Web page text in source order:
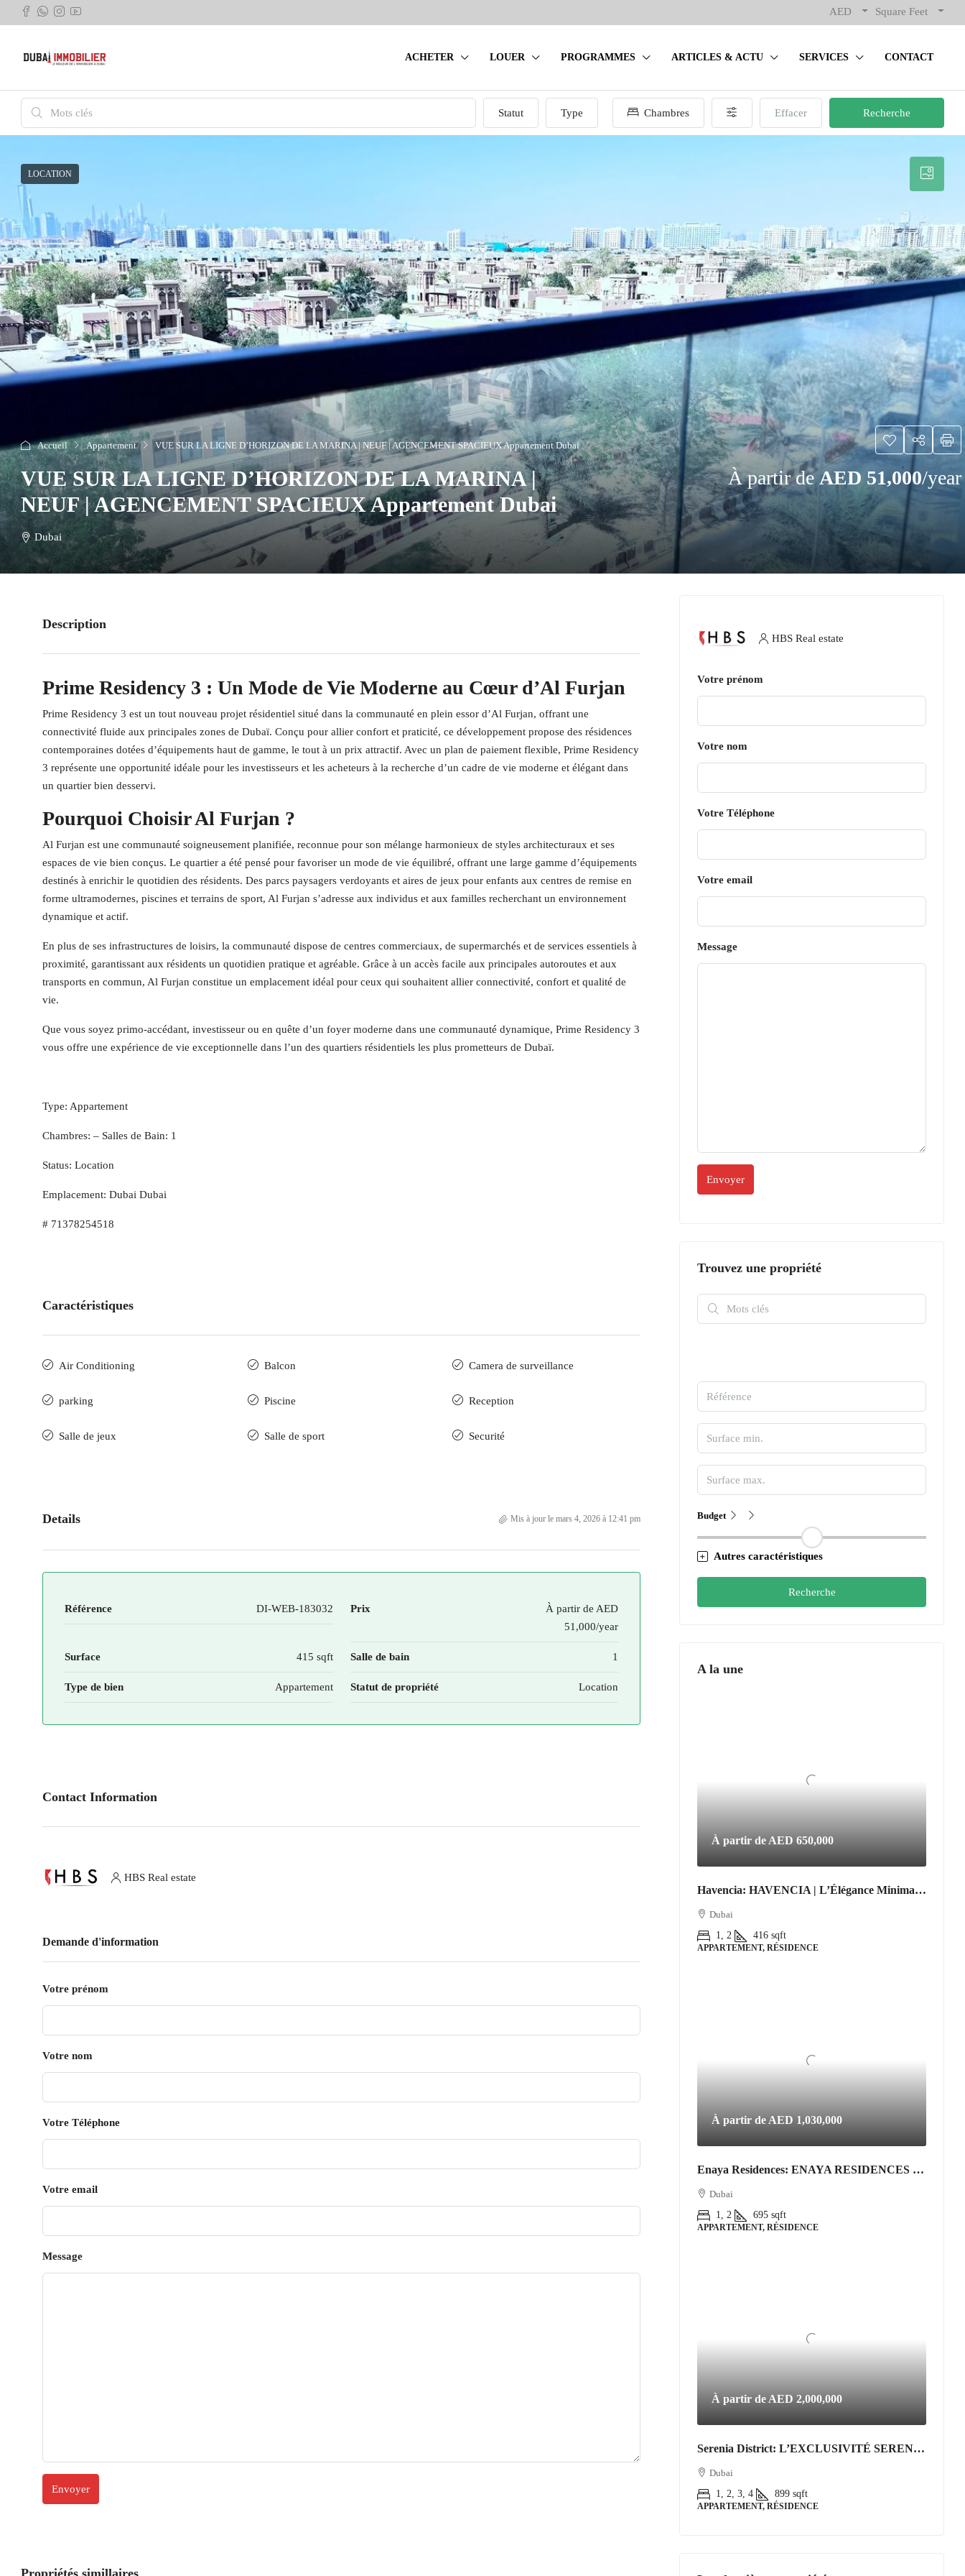
AED Square Feet
ACHETER LOUER PROGRAMMES ARTICLES & ACTU SERVICES CONTACT
Statut Type Chambres Effacer Recherche
LOCATION
Accueil Appartement VUE SUR LA LIGNE D’HORIZON DE LA MARINA | NEUF | AGENCEMENT SPACIEUX Appartement Dubai
VUE SUR LA LIGNE D’HORIZON DE LA MARINA |
NEUF | AGENCEMENT SPACIEUX Appartement Dubai
Dubai
À partir deAED 51,000/year
Description
Prime Residency 3 : Un Mode de Vie Moderne au Cœur d’Al Furjan
Prime Residency 3 est un tout nouveau projet résidentiel situé dans la communauté en plein essor d’Al Furjan, offrant une
connectivité fluide aux principales zones de Dubaï. Conçu pour allier confort et praticité, ce développement propose des résidences
contemporaines dotées d’équipements haut de gamme, le tout à un prix attractif. Avec un plan de paiement flexible, Prime Residency
3 représente une opportunité idéale pour les investisseurs et les acheteurs à la recherche d’un cadre de vie moderne et élégant dans
un quartier bien desservi.
Pourquoi Choisir Al Furjan ?
Al Furjan est une communauté soigneusement planifiée, reconnue pour son mélange harmonieux de styles architecturaux et ses
espaces de vie bien conçus. Le quartier a été pensé pour favoriser un mode de vie équilibré, offrant une large gamme d’équipements
destinés à enrichir le quotidien des résidents. Des parcs paysagers verdoyants et aires de jeux pour enfants aux centres de remise en
forme ultramodernes, piscines et terrains de sport, Al Furjan s’adresse aux individus et aux familles recherchant un environnement
dynamique et actif.
En plus de ses infrastructures de loisirs, la communauté dispose de centres commerciaux, de supermarchés et de services essentiels à
proximité, garantissant aux résidents un quotidien pratique et agréable. Grâce à un accès facile aux principales autoroutes et aux
transports en commun, Al Furjan constitue un emplacement idéal pour ceux qui souhaitent allier connectivité, confort et qualité de
vie.
Que vous soyez primo-accédant, investisseur ou en quête d’un foyer moderne dans une communauté dynamique, Prime Residency 3
vous offre une expérience de vie exceptionnelle dans l’un des quartiers résidentiels les plus prometteurs de Dubaï.
Type: Appartement
Chambres: – Salles de Bain: 1
Status: Location
Emplacement: Dubai Dubai
# 71378254518
Caractéristiques
Air Conditioning Balcon Camera de surveillance
parking Piscine Reception
Salle de jeux Salle de sport Securité
Details Mis à jour le mars 4, 2026 à 12:41 pm
Référence DI-WEB-183032 Prix À partir de AED
51,000/year
Surface 415 sqft Salle de bain 1
Type de bien Appartement Statut de propriété Location
Contact Information
HBS Real estate
Demande d'information
Votre prénom
Votre nom
Votre Téléphone
Votre email
Message
Propriétés simillaires
HBS Real estate
Votre prénom
Votre nom
Votre Téléphone
Votre email
Message
Trouvez une propriété
Budget
Autres caractéristiques
Recherche
A la une
À partir de AED 650,000
Havencia: HAVENCIA | L’Élégance Minimaliste au Cœur du Nouveau Dubaï
Dubai
1, 2
416 sqft
APPARTEMENT, RÉSIDENCE
À partir de AED 1,030,000
Enaya Residences: ENAYA RESIDENCES • JVT DISTRICT 3
Dubai
1, 2
695 sqft
APPARTEMENT, RÉSIDENCE
À partir de AED 2,000,000
Serenia District: L’EXCLUSIVITÉ SERENIA DISTRICT | L’Art de Vivre Resort au Cœur de Jumeirah Islands
Dubai
1, 2, 3, 4
899 sqft
APPARTEMENT, RÉSIDENCE